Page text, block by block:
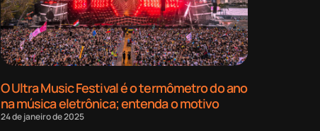
O Ultra Music Festival é o termômetro do ano
na música eletrônica; entenda o motivo
24 de janeiro de 2025